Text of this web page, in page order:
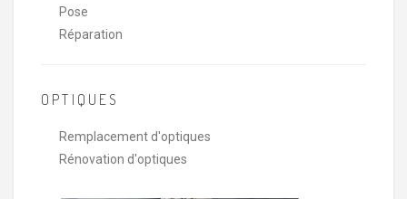
Pose
Réparation
OPTIQUES
Remplacement d'optiques
Rénovation d'optiques